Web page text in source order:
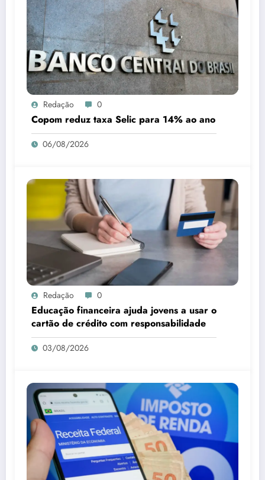
Redação 0
Copom reduz taxa Selic para 14% ao ano
06/08/2026
Redação 0
Educação financeira ajuda jovens a usar o
cartão de crédito com responsabilidade
03/08/2026